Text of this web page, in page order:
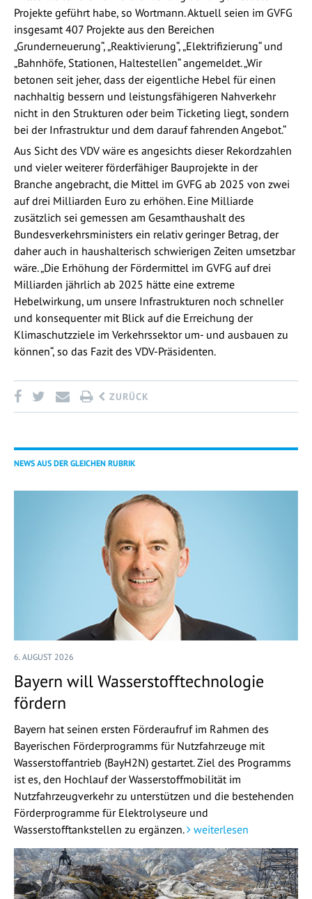
Projekte geführt habe, so Wortmann. Aktuell seien im GVFG
insgesamt 407 Projekte aus den Bereichen
„Grunderneuerung“, „Reaktivierung“, „Elektrifizierung“ und
„Bahnhöfe, Stationen, Haltestellen“ angemeldet. „Wir
betonen seit jeher, dass der eigentliche Hebel für einen
nachhaltig bessern und leistungsfähigeren Nahverkehr
nicht in den Strukturen oder beim Ticketing liegt, sondern
bei der Infrastruktur und dem darauf fahrenden Angebot.“
Aus Sicht des VDV wäre es angesichts dieser Rekordzahlen
und vieler weiterer förderfähiger Bauprojekte in der
Branche angebracht, die Mittel im GVFG ab 2025 von zwei
auf drei Milliarden Euro zu erhöhen. Eine Milliarde
zusätzlich sei gemessen am Gesamthaushalt des
Bundesverkehrsministers ein relativ geringer Betrag, der
daher auch in haushalterisch schwierigen Zeiten umsetzbar
wäre. „Die Erhöhung der Fördermittel im GVFG auf drei
Milliarden jährlich ab 2025 hätte eine extreme
Hebelwirkung, um unsere Infrastrukturen noch schneller
und konsequenter mit Blick auf die Erreichung der
Klimaschutzziele im Verkehrssektor um- und ausbauen zu
können“, so das Fazit des VDV-Präsidenten.
ZURÜCK
NEWS AUS DER GLEICHEN RUBRIK
6. AUGUST 2026
Bayern will Wasserstofftechnologie
fördern
Bayern hat seinen ersten Förderaufruf im Rahmen des
Bayerischen Förderprogramms für Nutzfahrzeuge mit
Wasserstoffantrieb (BayH2N) gestartet. Ziel des Programms
ist es, den Hochlauf der Wasserstoffmobilität im
Nutzfahrzeugverkehr zu unterstützen und die bestehenden
Förderprogramme für Elektrolyseure und
Wasserstofftankstellen zu ergänzen.
weiterlesen